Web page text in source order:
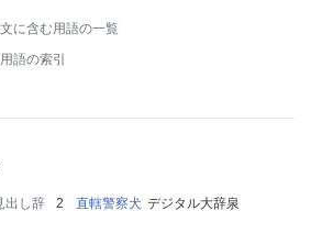
に含む用語の一覧
語の索引
出し辞
直轄警察犬 デジタル大辞泉